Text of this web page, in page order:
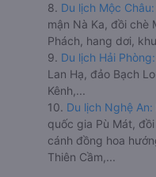
8. Du lịch Mộc Châu:
mận Nà Ka, đồi chè
Phách, hang dơi,
9. Du lịch Hải Phòng:
Lan Hạ, đảo Bạch
Kênh,...
10. Du lịch Nghệ An:
quốc gia Pù Mát,
cánh đồng hoa
Thiên Cầm,...